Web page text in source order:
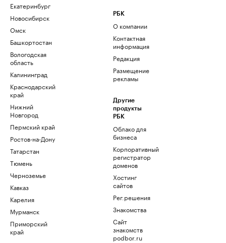
Екатеринбург
Новосибирск
Омск
Башкортостан
Вологодская
область
Калининград
Краснодарский
край
Нижний
Новгород
Пермский край
Ростов-на-Дону
Татарстан
Тюмень
Черноземье
Кавказ
Карелия
Мурманск
Приморский
край
РБК
О компании
Контактная
информация
Редакция
Размещение
рекламы
Другие
продукты
РБК
Облако для
бизнеса
Корпоративный
регистратор
доменов
Хостинг
сайтов
Рег.решения
Знакомства
Сайт
знакомств
podbor.ru